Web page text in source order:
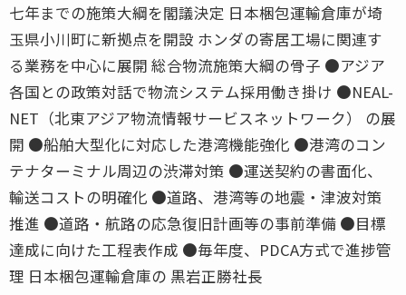
七年までの施策大綱を閣議決定 日本梱包運輸倉庫が埼
玉県小川町に新拠点を開設 ホンダの寄居工場に関連す
る業務を中心に展開 総合物流施策大綱の骨子 ●アジア
各国との政策対話で物流システム採用働き掛け ●NEAL-
NET（北東アジア物流情報サービスネットワーク） の展
開 ●船舶大型化に対応した港湾機能強化 ●港湾のコン
テナターミナル周辺の渋滞対策 ●運送契約の書面化、
輸送コストの明確化 ●道路、港湾等の地震・津波対策
推進 ●道路・航路の応急復旧計画等の事前準備 ●目標
達成に向けた工程表作成 ●毎年度、PDCA方式で進捗管
理 日本梱包運輸倉庫の 黒岩正勝社長